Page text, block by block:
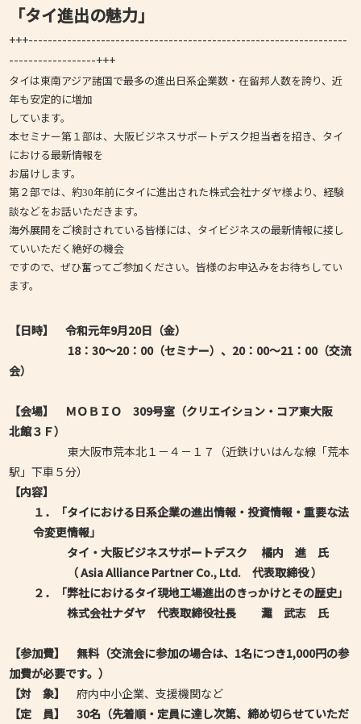
「タイ進出の魅力」
+++------------------------------------------------------------------
------------------+++
タイは東南アジア諸国で最多の進出日系企業数・在留邦人数を誇り、近
年も安定的に増加
しています。
本セミナー第１部は、大阪ビジネスサポートデスク担当者を招き、タイ
における最新情報を
お届けします。
第２部では、約30年前にタイに進出された株式会社ナダヤ様より、経験
談などをお話いただきます。
海外展開をご検討されている皆様には、タイビジネスの最新情報に接し
ていいただく絶好の機会
ですので、ぜひ奮ってご参加ください。皆様のお申込みをお待ちしてい
ます。
【日時】
令和元年9月20日（金）
18：30～20：00（セミナー）、20：00～21：00（交流
会）
【会場】 ＭＯＢＩＯ 309号室（クリエイション・コア東大阪
北館３Ｆ）
東大阪市荒本北１－４－１７（近鉄けいはんな線「荒本
駅」下車５分）
【内容】
１．「タイにおける日系企業の進出情報・投資情報・重要な法
令変更情報」
タイ・大阪ビジネスサポートデスク 橘内 進 氏
（ Asia Alliance Partner Co., Ltd. 代表取締役）
２．「弊社におけるタイ現地工場進出のきっかけとその歴史」
株式会社ナダヤ 代表取締役社長 灘 武志 氏
【参加費】
無料（交流会に参加の場合は、1名につき1,000円の参
加費が必要です。）
【対 象】
府内中小企業、支援機関など
【定
員】
30名（先着順・定員に達し次第、締め切らせていただ